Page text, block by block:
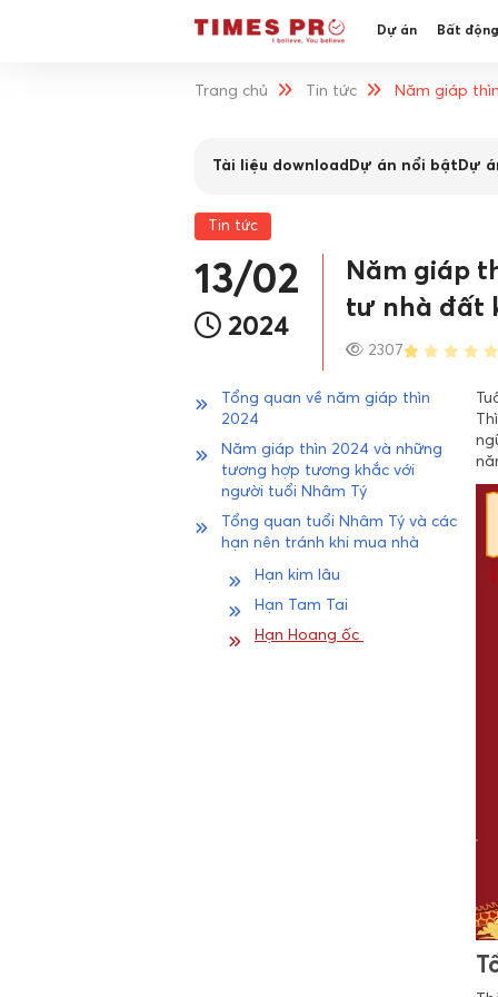
Dự án Bất
Trang chủ Tin tức Năm giáp
Tài liệu download Dự án nổi bật Dự
Tin tức
13/02
2024
Năm giáp
tư nhà đất
2307
Tổng quan về năm giáp thìn
2024
Năm giáp thìn 2024 và những
tương hợp tương khắc với
người tuổi Nhâm Tý
Tổng quan tuổi Nhâm Tý và các
hạn nên tránh khi mua nhà
Hạn kim lâu
Hạn Tam Tai
Hạn Hoang ốc